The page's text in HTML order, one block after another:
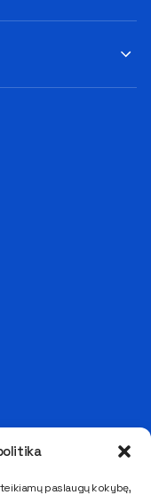
paslaugų kokybę,